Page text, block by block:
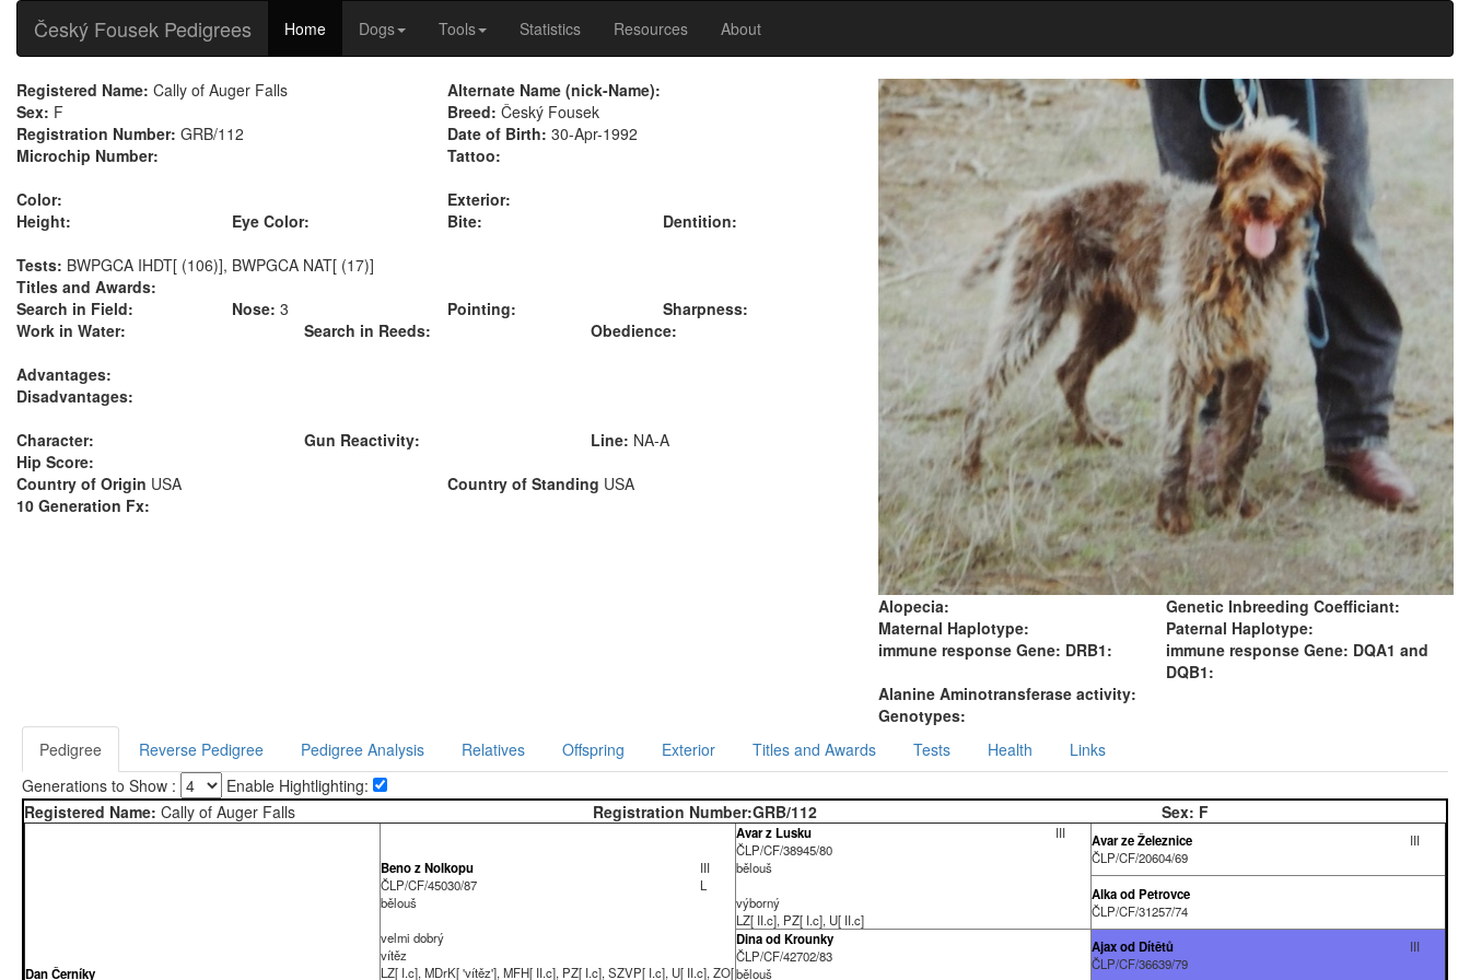
Český Fousek Pedigrees Home Dogs Tools Statistics Resources About
Registered Name: Cally of Auger Falls
Alternate Name (nick-Name):
Sex: F Breed: Český Fousek
Registration Number: GRB/112 Date of Birth: 30-Apr-1992
Microchip Number:
Tattoo:
Color:
Exterior:
Height:
Eye Color: Bite:
Dentition:
Tests: BWPGCA IHDT[ (106)], BWPGCA NAT[ (17)]
Titles and Awards:
Search in Field:
Nose: 3 Pointing:
Sharpness:
Work in Water:
Search in Reeds:
Obedience:
Advantages:
Disadvantages:
Character:
Gun Reactivity: Line: NA-A
Hip Score:
Country of Origin USA Country of Standing USA
10 Generation Fx:
Alopecia:
Genetic Inbreeding Coefficiant:
Maternal Haplotype:
Paternal Haplotype:
immune response Gene: DRB1:
immune response Gene: DQA1 and
DQB1:
Alanine Aminotransferase activity:
Genotypes:
Pedigree
Reverse Pedigree Pedigree Analysis Relatives Offspring Exterior Titles and Awards Tests Health
Links
Generations to Show :
Enable Hightlighting:
Registered Name: Cally of Auger Falls Registration Number:GRB/112 Sex: F
Dan Černíky
Beno z Nolkopu
III
ČLP/CF/45030/87
L
bělouš
velmi dobrý
vítěz
LZ[ I.c], MDrK[ 'vítěz'], MFH[ II.c], PZ[ I.c], SZVP[ I.c], U[ II.c], ZO[
Avar z Lusku
III
ČLP/CF/38945/80
bělouš
výborný
LZ[ II.c], PZ[ I.c], U[ II.c]
Avar ze Železnice
III
ČLP/CF/20604/69
Alka od Petrovce
ČLP/CF/31257/74
Dina od Krounky
ČLP/CF/42702/83
bělouš
Ajax od Dítětů
III
ČLP/CF/36639/79